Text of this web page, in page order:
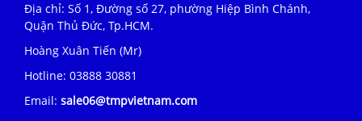
Địa chỉ: Số 1, Đường số 27, phường Hiệp Bình Chánh,
Quận Thủ Đức, Tp.HCM.
Hoàng Xuân Tiến (Mr)
Hotline: 03888 30881
Email: sale06@tmpvietnam.com